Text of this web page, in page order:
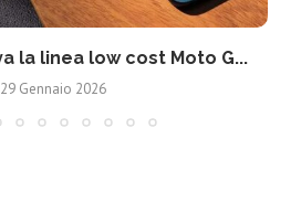
la linea low cost Moto G...
29 Gennaio 2026